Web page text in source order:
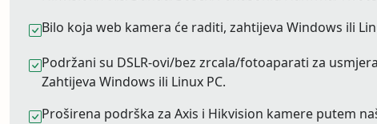
Bilo koja web kamera će raditi, zahtijeva Windows ili
Podržani su DSLR-ovi/bez zrcala/fotoaparati za
Zahtijeva Windows ili Linux PC.
Proširena podrška za Axis i Hikvision kamere putem